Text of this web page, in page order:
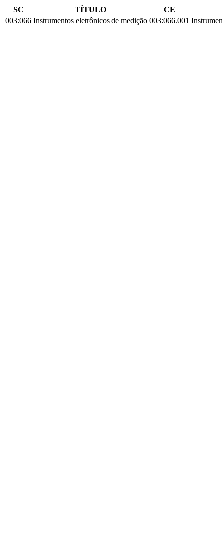
SC TÍTULO
CE
003:066 Instrumentos eletrônicos de medição 003:066.001